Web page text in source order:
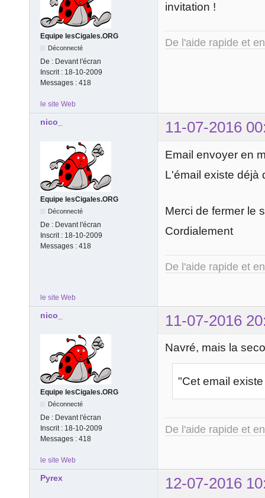
Equipe lesCigales.ORG
Déconnecté
De : Devant l'écran
Inscrit : 18-10-2009
Messages : 418
invitation !
De l'aide rapide et
le site Web
nico_ 11-07-2016
Equipe lesCigales.ORG
Déconnecté
De : Devant l'écran
Inscrit : 18-10-2009
Messages : 418
Email envoyer en
L'émail existe déjà
Merci de fermer le
Cordialement
De l'aide rapide et
le site Web
nico_ 11-07-2016
Equipe lesCigales.ORG
Déconnecté
De : Devant l'écran
Inscrit : 18-10-2009
Messages : 418
Navré, mais la
"Cet email
De l'aide rapide et
le site Web
Pyrex
12-07-2016